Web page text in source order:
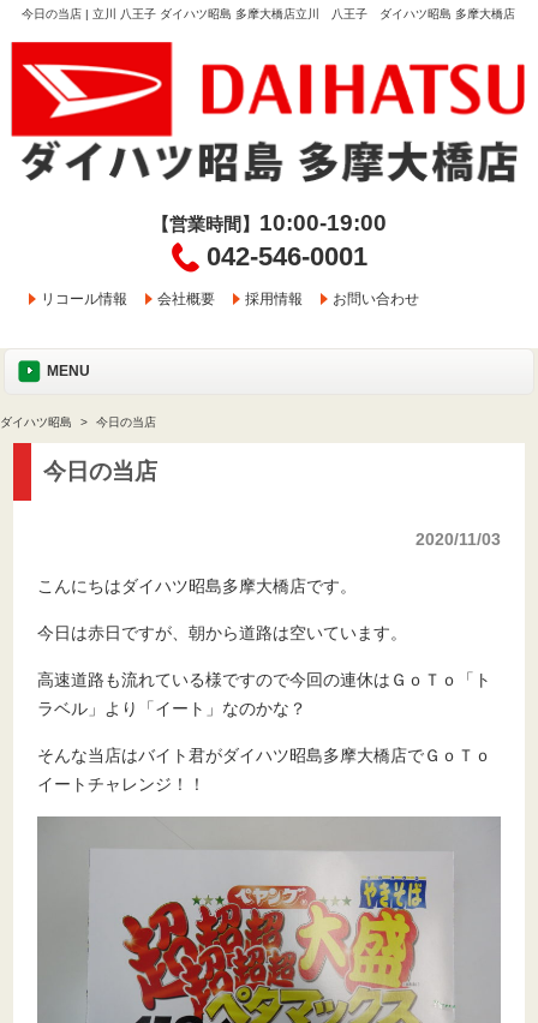
今日の当店 | 立川 八王子 ダイハツ昭島 多摩大橋店立川 八王子 ダイハツ昭島 多摩大橋店
【営業時間】 10:00-19:00
042-546-0001
リコール情報 会社概要 採用情報 お問い合わせ
MENU
ダイハツ昭島 今日の当店
今日の当店
2020/11/03
こんにちはダイハツ昭島多摩大橋店です。
今日は赤日ですが、朝から道路は空いています。
高速道路も流れている様ですので今回の連休はＧｏＴｏ「ト
ラベル」より「イート」なのかな？
そんな当店はバイト君がダイハツ昭島多摩大橋店でＧｏＴｏ
イートチャレンジ！！